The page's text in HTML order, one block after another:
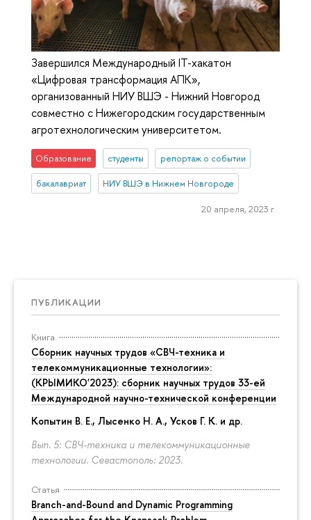
ПУБЛИКАЦИИ
Книга
Сборник научных трудов «СВЧ-техника и
телекоммуникационные технологии»:
(КРЫМИКО'2023): сборник научных трудов 33-ей
Международной научно-технической конференции
Копытин В. Е., Лысенко Н. А., Усков Г. К. и др.
Вып. 5: СВЧ-техника и телекоммуникационные
технологии. Севастополь: 2023.
Статья
Branch-and-Bound and Dynamic Programming
Завершился Международный IT-хакатон
«Цифровая трансформация АПК»,
организованный НИУ ВШЭ - Нижний Новгород
совместно с Нижегородским государственным
агротехнологическим университетом.
Образование студенты репортаж о событии
бакалавриат НИУ ВШЭ в Нижнем Новгороде
20 апреля, 2023 г.